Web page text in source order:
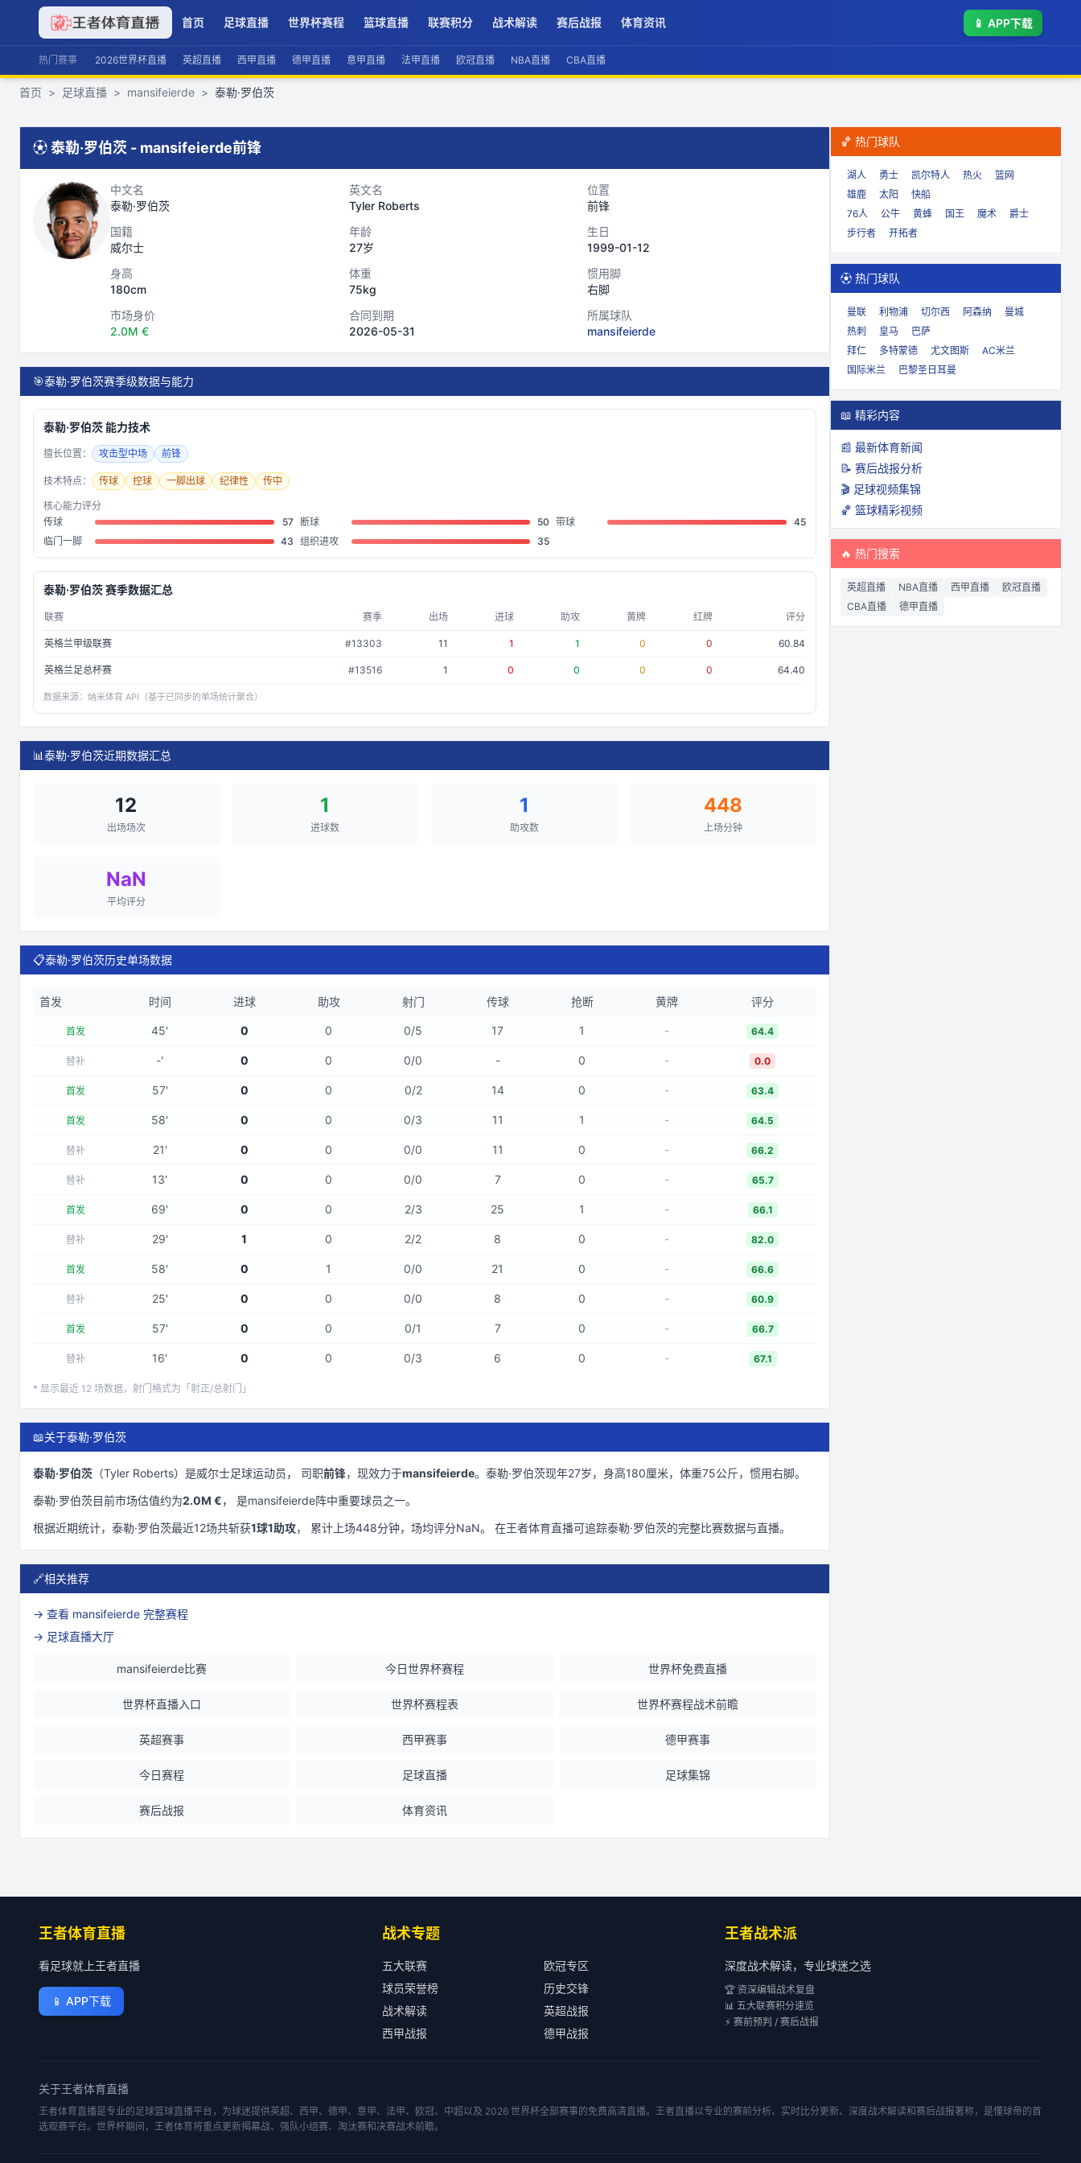
首页 足球直播 世界杯赛程 篮球直播 联赛积分 战术解读 赛后战报 体育资讯 📱 APP下载
热门赛事 2026世界杯直播 英超直播 西甲直播 德甲直播 意甲直播 法甲直播 欧冠直播 NBA直播 CBA直播
首页 > 足球直播 > mansifeierde > 泰勒·罗伯茨
⚽泰勒·罗伯茨 - mansifeierde前锋
中文名
泰勒·罗伯茨
英文名
Tyler Roberts
位置
前锋
国籍
威尔士
年龄
27岁
生日
1999-01-12
身高
180cm
体重
75kg
惯用脚
右脚
市场身价
2.0M €
合同到期
2026-05-31
所属球队
mansifeierde
🎯泰勒·罗伯茨赛季级数据与能力
泰勒·罗伯茨能力技术
擅长位置： 攻击型中场 前锋
技术特点： 传球 控球 一脚出球 纪律性 传中
核心能力评分
传球
57 断球 50 带球
45
临门一脚
43 组织进攻 35
泰勒·罗伯茨赛季数据汇总
联赛 赛季 出场 进球 助攻 黄牌 红牌 评分
英格兰甲级联赛 #13303 11 1 1 0 0 60.84
英格兰足总杯赛 #13516 1 0 0 0 0 64.40
数据来源： 纳米体育 API（基于已同步的单场统计聚合）
📊泰勒·罗伯茨近期数据汇总
12
出场场次
1
进球数
1
助攻数
448
上场分钟
NaN
平均评分
📋泰勒·罗伯茨历史单场数据
首发 时间 进球 助攻 射门 传球 抢断 黄牌 评分
首发 45' 0 0 0/5 17 1 - 64.4
替补 -' 0 0 0/0 - 0 - 0.0
首发 57' 0 0 0/2 14 0 - 63.4
首发 58' 0 0 0/3 11 1 - 64.5
替补 21' 0 0 0/0 11 0 - 66.2
替补 13' 0 0 0/0 7 0 - 65.7
首发 69' 0 0 2/3 25 1 - 66.1
替补 29' 1 0 2/2 8 0 - 82.0
首发 58' 0 1 0/0 21 0 - 66.6
替补 25' 0 0 0/0 8 0 - 60.9
首发 57' 0 0 0/1 7 0 - 66.7
替补 16' 0 0 0/3 6 0 - 67.1
* 显示最近 12 场数据，射门格式为「射正/总射门」
📖关于泰勒·罗伯茨
泰勒·罗伯茨 （Tyler Roberts）是威尔士足球运动员， 司职前锋，现效力于mansifeierde。 泰勒·罗伯茨现年27岁，身高180厘米，体重75公斤，惯用右脚。
泰勒·罗伯茨目前市场估值约为2.0M €， 是mansifeierde阵中重要球员之一。
根据近期统计， 泰勒·罗伯茨最近12场共斩获1球1助攻， 累计上场448分钟，场均评分NaN。 在王者体育直播可追踪泰勒·罗伯茨的完整比赛数据与直播。
🔗相关推荐
→ 查看 mansifeierde 完整赛程
→ 足球直播大厅
mansifeierde比赛 今日世界杯赛程 世界杯免费直播
世界杯直播入口 世界杯赛程表 世界杯赛程战术前瞻
英超赛事 西甲赛事 德甲赛事
今日赛程 足球直播 足球集锦
赛后战报 体育资讯
🏀 热门球队
湖人 勇士 凯尔特人 热火
篮网
雄鹿
太阳
快船
76人
公牛 黄蜂 国王 魔术
爵士
步行者
开拓者
⚽ 热门球队
曼联 利物浦 切尔西 阿森纳
曼城
热刺
皇马
巴萨
拜仁
多特蒙德 尤文图斯
AC米兰
国际米兰
巴黎圣日耳曼
📖 精彩内容
📰 最新体育新闻
📝 赛后战报分析
🎬 足球视频集锦
🏀 篮球精彩视频
🔥 热门搜索
英超直播 NBA直播 西甲直播
欧冠直播
CBA直播
德甲直播
王者体育直播
看足球就上王者直播
📱 APP下载
战术专题
五大联赛
欧冠专区
球员荣誉榜
历史交锋
战术解读
英超战报
西甲战报
德甲战报
王者战术派
深度战术解读，专业球迷之选
🏆 资深编辑战术复盘
📊 五大联赛积分速览
⚡ 赛前预判 / 赛后战报
关于王者体育直播
王者体育直播是专业的足球篮球直播平台，为球迷提供英超、西甲、德甲、意甲、法甲、欧冠、中超以及 2026 世界杯全部赛事的免费高清直播。王者直播以专业的赛前分析、实时比分更新、深度战术解读和赛后战报著称，是懂球帝的首
选观赛平台。世界杯期间，王者体育将重点更新揭幕战、强队小组赛、淘汰赛和决赛战术前瞻。